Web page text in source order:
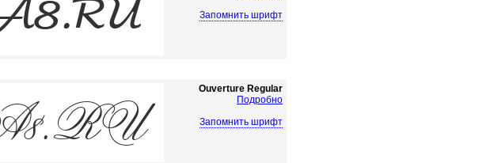
Запомнить шрифт
Ouverture Regular
Подробно
Запомнить шрифт